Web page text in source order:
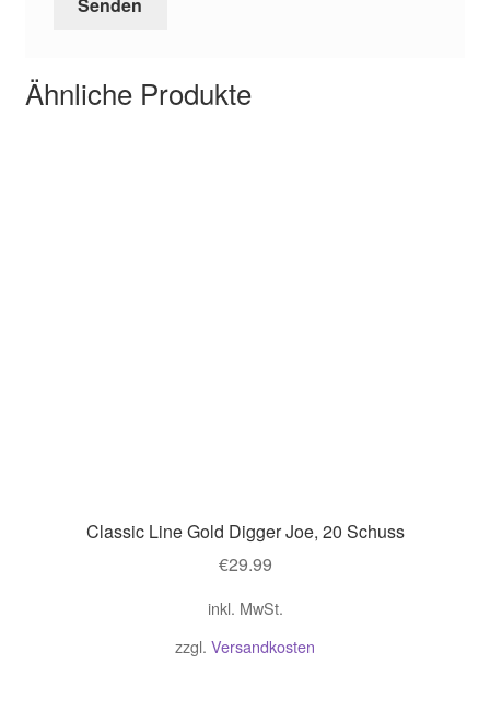
Ähnliche Produkte
Classic Line Gold Digger Joe, 20 Schuss
€29.99
inkl. MwSt.
zzgl. Versandkosten